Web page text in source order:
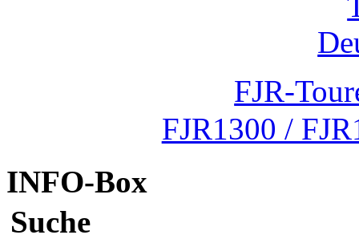
FJR-
FJR1300 /
INFO-Box
Suche